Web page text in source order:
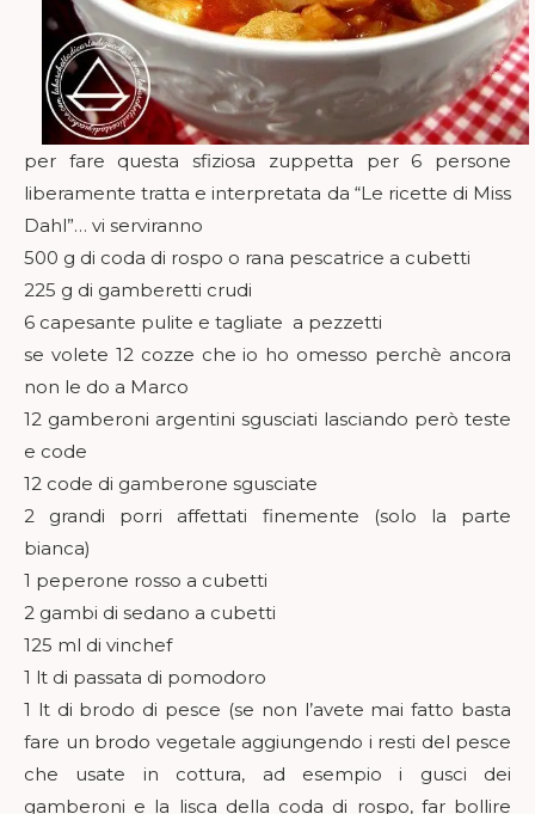
per fare questa sfiziosa zuppetta per 6 persone
liberamente tratta e interpretata da “Le ricette di Miss
Dahl”… vi serviranno
500 g di coda di rospo o rana pescatrice a cubetti
225 g di gamberetti crudi
6 capesante pulite e tagliate a pezzetti
se volete 12 cozze che io ho omesso perchè ancora
non le do a Marco
12 gamberoni argentini sgusciati lasciando però teste
e code
12 code di gamberone sgusciate
2 grandi porri affettati finemente (solo la parte
bianca)
1 peperone rosso a cubetti
2 gambi di sedano a cubetti
125 ml di vinchef
1 lt di passata di pomodoro
1 lt di brodo di pesce (se non l’avete mai fatto basta
fare un brodo vegetale aggiungendo i resti del pesce
che usate in cottura, ad esempio i gusci dei
gamberoni e la lisca della coda di rospo, far bollire